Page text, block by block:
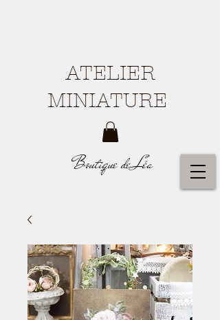
Boutique de Léa
ATELIER
MINIATURE